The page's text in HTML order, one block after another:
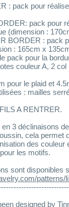
: pack pour
pack pour
(dimension :
BORDER : pack
: 165cm x
pack pour la
couleur A, 2
pour le plaid et
: mailles
A RENTRER.
3 déclinaisons
cela permet
des
les motifs.
sont disponibles
patterns/
designed by